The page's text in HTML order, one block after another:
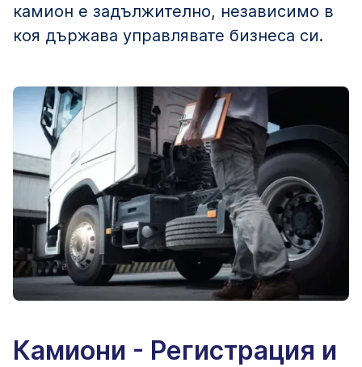
камион е задължително, независимо в
коя държава управлявате бизнеса си.
Камиони - Регистрация и